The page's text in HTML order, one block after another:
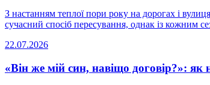
З настанням теплої пори року на дорогах і
сучасний спосіб пересування, однак із кожним
22.07.2026
«Він же мій син, навіщо договір?»: